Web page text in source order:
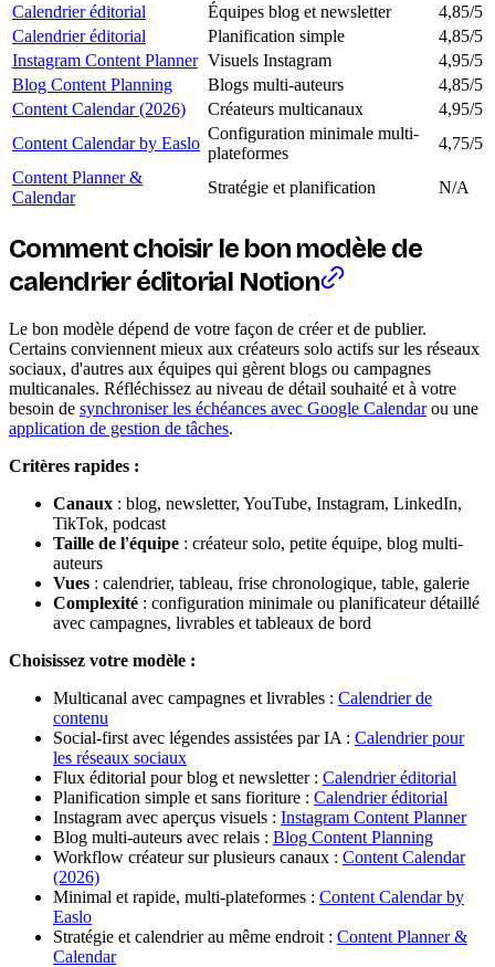
Calendrier éditorial
Équipes blog et newsletter
4,85/5
Calendrier éditorial
Planification simple
4,85/5
Instagram Content Planner Visuels Instagram
4,95/5
Blog Content Planning
Blogs multi-auteurs
4,85/5
Content Calendar (2026)
Créateurs multicanaux
4,95/5
Content Calendar by Easlo
Configuration minimale multi-
plateformes
4,75/5
Content Planner &
Calendar
Stratégie et planification N/A
Comment choisir le bon modèle de
calendrier éditorial Notion
Le bon modèle dépend de votre façon de créer et de publier.
Certains conviennent mieux aux créateurs solo actifs sur les réseaux
sociaux, d'autres aux équipes qui gèrent blogs ou campagnes
multicanales. Réfléchissez au niveau de détail souhaité et à votre
besoin de synchroniser les échéances avec Google Calendarou une
application de gestion de tâches.
Critères rapides :
Canaux : blog, newsletter, YouTube, Instagram, LinkedIn,
TikTok, podcast
Taille de l'équipe : créateur solo, petite équipe, blog multi-
auteurs
Vues : calendrier, tableau, frise chronologique, table, galerie
Complexité : configuration minimale ou planificateur détaillé
avec campagnes, livrables et tableaux de bord
Choisissez votre modèle :
Multicanal avec campagnes et livrables : Calendrier de
contenu
Social-first avec légendes assistées par IA : Calendrier pour
les réseaux sociaux
Flux éditorial pour blog et newsletter : Calendrier éditorial
Planification simple et sans fioriture : Calendrier éditorial
Instagram avec aperçus visuels : Instagram Content Planner
Blog multi-auteurs avec relais : Blog Content Planning
Workflow créateur sur plusieurs canaux : Content Calendar
(2026)
Minimal et rapide, multi-plateformes : Content Calendar by
Easlo
Stratégie et calendrier au même endroit : Content Planner &
Calendar